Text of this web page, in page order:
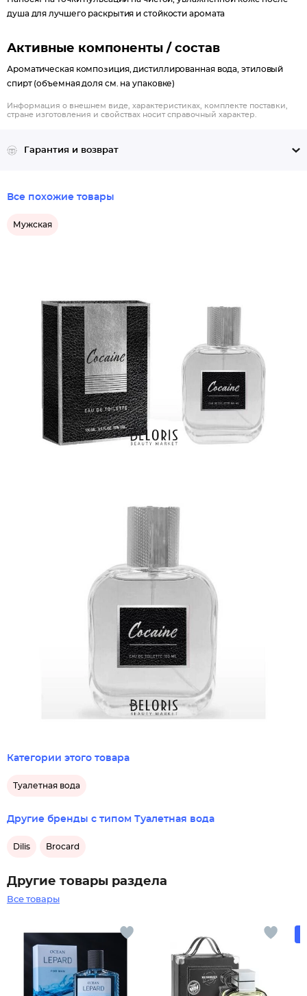
душа для лучшего раскрытия и стойкости аромата
Активные компоненты / состав
Ароматическая композиция, дистиллированная вода, этиловый
спирт (объемная доля см. на упаковке)
Информация о внешнем виде, характеристиках, комплекте поставки,
стране изготовления и свойствах носит справочный характер.
Гарантия и возврат
Все похожие товары
Мужская
Категории этого товара
Туалетная вода
Другие бренды с типом Туалетная вода
Dilis Brocard
Другие товары раздела
Все товары